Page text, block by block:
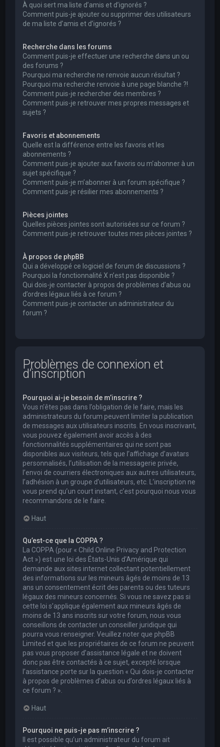
À quoi sert ma liste d’amis et d’ignorés ?
Comment puis-je ajouter ou supprimer des utilisateurs
de ma liste d’amis et d’ignorés ?
Recherche dans les forums
Comment puis-je effectuer une recherche dans un ou
des forums ?
Pourquoi ma recherche ne renvoie aucun résultat ?
Pourquoi ma recherche renvoie à une page blanche ?!
Comment puis-je rechercher des membres ?
Comment puis-je retrouver mes propres messages et
sujets ?
Favoris et abonnements
Quelle est la différence entre les favoris et les
abonnements ?
Comment puis-je ajouter aux favoris ou m’abonner à un
sujet spécifique ?
Comment puis-je m’abonner à un forum spécifique ?
Comment puis-je résilier mes abonnements ?
Pièces jointes
Quelles pièces jointes sont autorisées sur ce forum ?
Comment puis-je retrouver toutes mes pièces jointes ?
À propos de phpBB
Qui a développé ce logiciel de forum de discussions ?
Pourquoi la fonctionnalité X n’est pas disponible ?
Qui dois-je contacter à propos de problèmes d’abus ou
d’ordres légaux liés à ce forum ?
Comment puis-je contacter un administrateur du
forum ?
Problèmes de connexion et
d’inscription
Pourquoi ai-je besoin de m’inscrire ?
Vous n’êtes pas dans l’obligation de le faire, mais les
administrateurs du forum peuvent limiter la publication
de messages aux utilisateurs inscrits. En vous inscrivant,
vous pouvez également avoir accès à des
fonctionnalités supplémentaires qui ne sont pas
disponibles aux visiteurs, tels que l’affichage d’avatars
personnalisés, l’utilisation de la messagerie privée,
l’envoi de courriers électroniques aux autres utilisateurs,
l’adhésion à un groupe d’utilisateurs, etc. L’inscription ne
vous prend qu’un court instant, c’est pourquoi nous vous
recommandons de le faire.
Haut
Qu’est-ce que la COPPA ?
La COPPA (pour « Child Online Privacy and Protection
Act ») est une loi des États-Unis d’Amérique qui
demande aux sites internet collectant potentiellement
des informations sur les mineurs âgés de moins de 13
ans un consentement écrit des parents ou des tuteurs
légaux des mineurs concernés. Si vous ne savez pas si
cette loi s’applique également aux mineurs âgés de
moins de 13 ans inscrits sur votre forum, nous vous
conseillons de contacter un conseiller juridique qui
pourra vous renseigner. Veuillez noter que phpBB
Limited et que les propriétaires de ce forum ne peuvent
pas vous proposer d’assistance légale et ne doivent
donc pas être contactés à ce sujet, excepté lorsque
l’assistance porte sur la question « Qui dois-je contacter
à propos de problèmes d’abus ou d’ordres légaux liés à
ce forum ? ».
Haut
Pourquoi ne puis-je pas m’inscrire ?
Il est possible qu’un administrateur du forum ait